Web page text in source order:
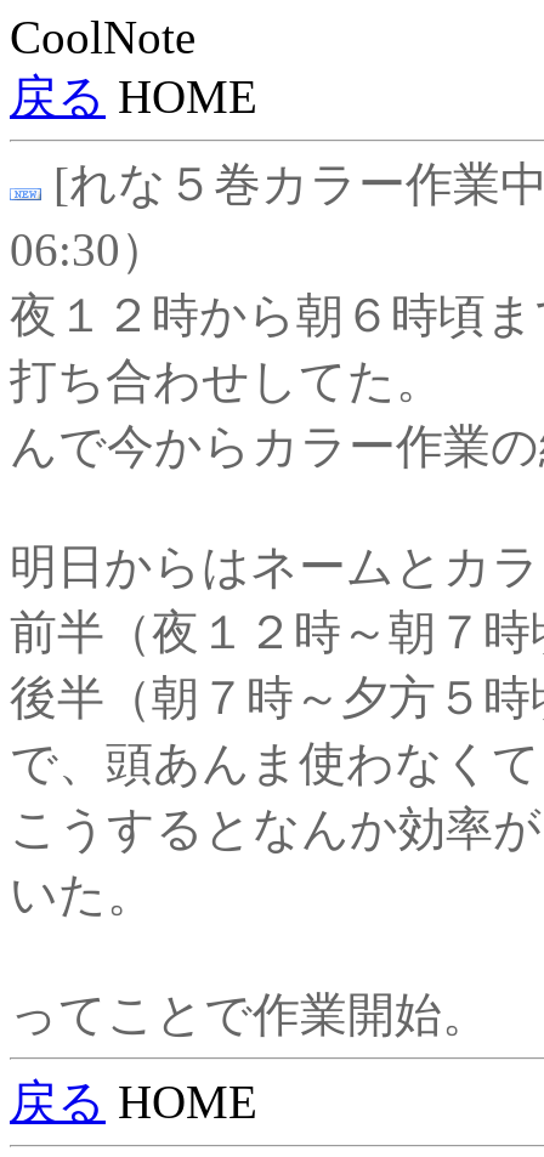
CoolNote
戻る HOME
[れな５巻カラー作業
06:30）
夜１２時から朝６時頃
打ち合わせしてた。
んで今からカラー作業
明日からはネームとカ
前半（夜１２時～朝７
後半（朝７時～夕方５
で、頭あんま使わなく
こうするとなんか効率
いた。
ってことで作業開始。
戻る HOME